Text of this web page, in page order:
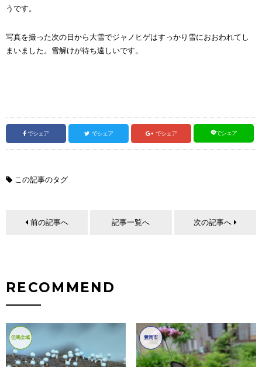
うです。
写真を撮った次の日から大雪でジャノヒゲはすっかり雪におおわれてし
まいました。雪解けが待ち遠しいです。
でシェア でシェア でシェア でシェア
この記事のタグ
前の記事へ 記事一覧へ 次の記事へ
RECOMMEND
但馬全域 豊岡市